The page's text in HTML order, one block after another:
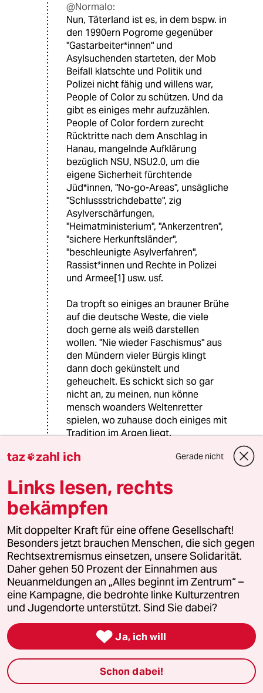
@Normalo:
Nun, Täterland ist es, in dem bspw. in
den 1990ern Pogrome gegenüber
"Gastarbeiter*innen" und
Asylsuchenden starteten, der Mob
Beifall klatschte und Politik und
Polizei nicht fähig und willens war,
People of Color zu schützen. Und da
gibt es einiges mehr aufzuzählen.
People of Color fordern zurecht
Rücktritte nach dem Anschlag in
Hanau, mangelnde Aufklärung
bezüglich NSU, NSU2.0, um die
eigene Sicherheit fürchtende
Jüd*innen, "No-go-Areas", unsägliche
"Schlussstrichdebatte", zig
Asylverschärfungen,
"Heimatministerium", "Ankerzentren",
"sichere Herkunftsländer",
"beschleunigte Asylverfahren",
Rassist*innen und Rechte in Polizei
und Armee[1] usw. usf.
Da tropft so einiges an brauner Brühe
auf die deutsche Weste, die viele
doch gerne als weiß darstellen
wollen. "Nie wieder Faschismus" aus
den Mündern vieler Bürgis klingt
dann doch gekünstelt und
geheuchelt. Es schickt sich so gar
nicht an, zu meinen, nun könne
mensch woanders Weltenretter
spielen, wo zuhause doch einiges mit
Tradition im Argen liegt.
[1]Rechtsradikale in der Armee: 1.452
taz.de/Rechtsradik...der-
Armee/!5854356
Uranus
13.05.2022,22:46 Uhr
@Uranus:
Folgendes u.a. meinte Lin Hierse
sicher auch im Artikel:
"Rechtsextreme bei Polizei und
Bundeswehr: Weit mehr als Einzelfälle
taz zahl ich Gerade nicht
Links lesen, rechts
bekämpfen
Mit doppelter Kraft für eine offene Gesellschaft!
Besonders jetzt brauchen Menschen, die sich gegen
Rechtsextremismus einsetzen, unsere Solidarität.
Daher gehen 50 Prozent der Einnahmen aus
Neuanmeldungen an „Alles beginnt im Zentrum“ –
eine Kampagne, die bedrohte linke Kulturzentren
und Jugendorte unterstützt. Sind Sie dabei?
 Ja, ich will
Schon dabei!